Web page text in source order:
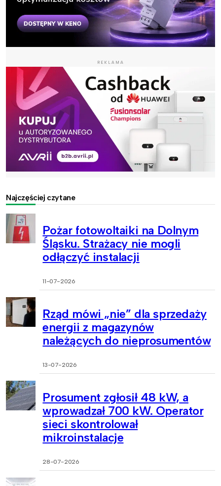
REKLAMA
Najczęściej czytane
Pożar fotowoltaiki na Dolnym
Śląsku. Strażacy nie mogli
odłączyć instalacji
11-07-2026
Rząd mówi „nie” dla sprzedaży
energii z magazynów
należących do nieprosumentów
13-07-2026
Prosument zgłosił 48 kW, a
wprowadzał 700 kW. Operator
sieci skontrolował
mikroinstalacje
28-07-2026